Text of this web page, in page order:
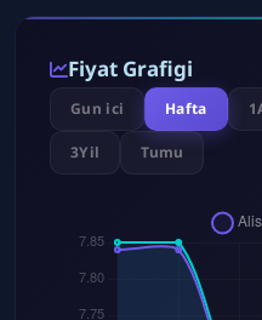
Fiyat Grafigi
Gun ici Hafta
3Yil Tumu